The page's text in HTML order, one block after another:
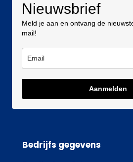
Nieuwsbrief
Meld je aan en ontvang de
mail!
Aanmelden
Bedrijfs gegevens